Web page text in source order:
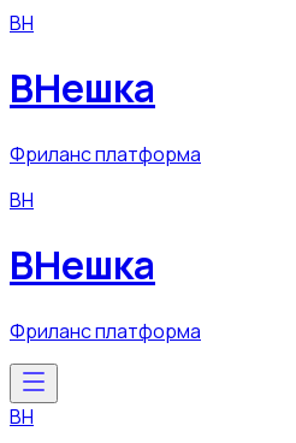
ВН
ВНешка
Фриланс платформа
ВН
ВНешка
Фриланс платформа
ВН